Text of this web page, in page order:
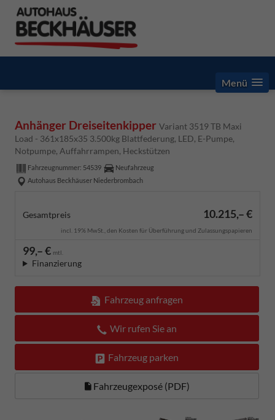
Menü
Anhänger Dreiseitenkipper Variant 3519 TB Maxi
Load - 361x185x35 3.500kg Blattfederung, LED, E-Pumpe,
Notpumpe, Auffahrrampen, Heckstützen
Fahrzeugnummer: 54539
Neufahrzeug
Autohaus Beckhäuser Niederbrombach
Gesamtpreis 10.215,– €
incl. 19% MwSt., den Kosten für Überführung und Zulassungspapieren
99,– € mtl.
Finanzierung
Fahrzeug anfragen
Wir rufen Sie an
Fahrzeug parken
Fahrzeugexposé (PDF)